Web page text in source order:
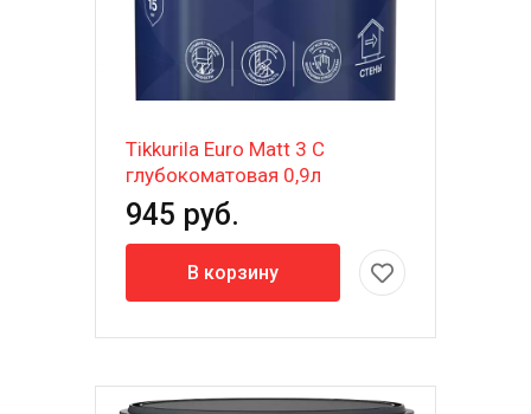
Tikkurila Euro Matt 3 C
глубокоматовая 0,9л
945 руб.
В корзину